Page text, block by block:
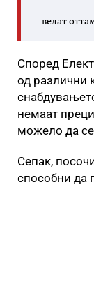
велат
Според
од различни
немаат
можело да
Сепак,
способни да